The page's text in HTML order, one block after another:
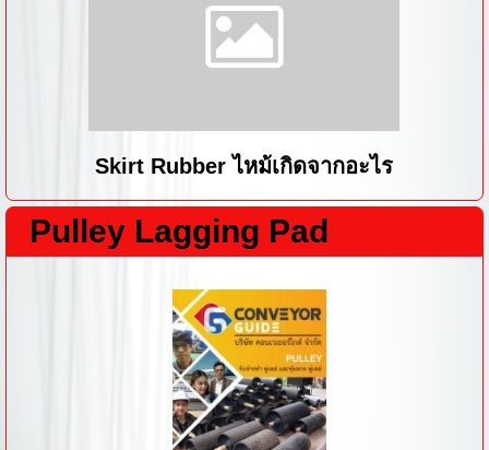
Skirt Rubber ไหม้เกิดจากอะไร
Pulley Lagging Pad